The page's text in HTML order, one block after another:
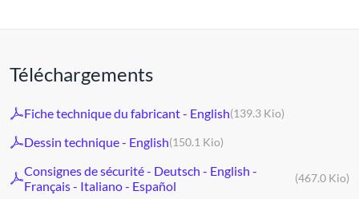
Téléchargements
Fiche technique du fabricant - English(139.3 Kio)
Dessin technique - English(150.1 Kio)
Consignes de sécurité - Deutsch - English -
Français - Italiano - Español
(467.0 Kio)